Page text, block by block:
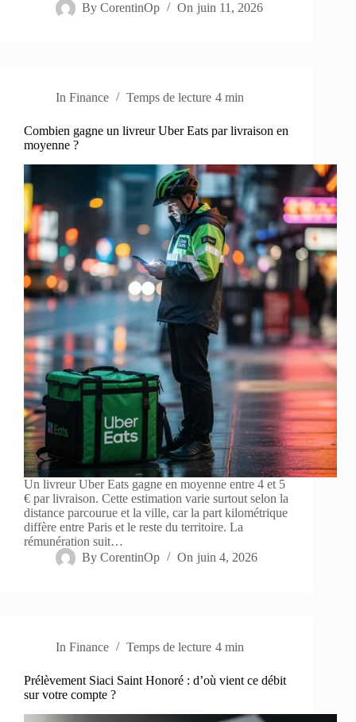
By CorentinOp On juin 11, 2026
In Finance Temps de lecture 4 min
Combien gagne un livreur Uber Eats par livraison en
moyenne ?
Un livreur Uber Eats gagne en moyenne entre 4 et 5
€ par livraison. Cette estimation varie surtout selon la
distance parcourue et la ville, car la part kilométrique
diffère entre Paris et le reste du territoire. La
rémunération suit…
By CorentinOp On juin 4, 2026
In Finance Temps de lecture 4 min
Prélèvement Siaci Saint Honoré : d’où vient ce débit
sur votre compte ?